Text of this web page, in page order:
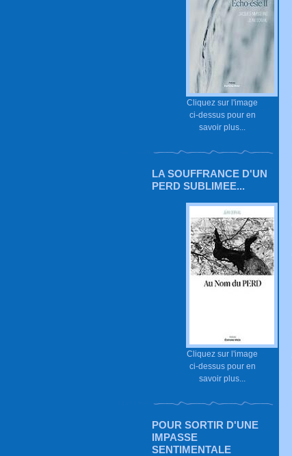
Cliquez sur l'image
ci-dessus pour en
savoir plus...
LA SOUFFRANCE D'UN
PERD SUBLIMEE...
Cliquez sur l'image
ci-dessus pour en
savoir plus...
POUR SORTIR D'UNE
IMPASSE
SENTIMENTALE